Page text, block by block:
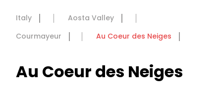
Italy
Aosta Valley
Courmayeur
Au Coeur des Neiges
Au Coeur des Neiges